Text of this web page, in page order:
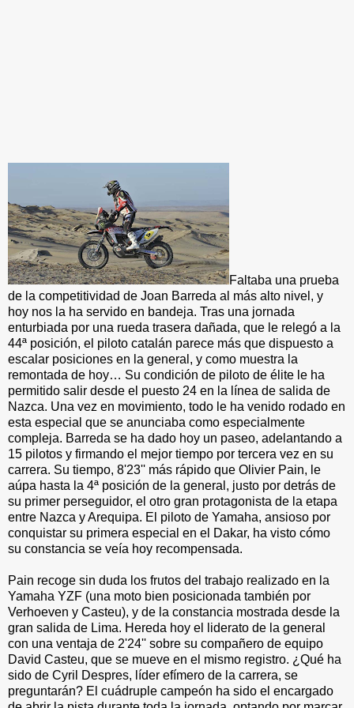
Faltaba una prueba
de la competitividad de Joan Barreda al más alto nivel, y
hoy nos la ha servido en bandeja. Tras una jornada
enturbiada por una rueda trasera dañada, que le relegó a la
44ª posición, el piloto catalán parece más que dispuesto a
escalar posiciones en la general, y como muestra la
remontada de hoy… Su condición de piloto de élite le ha
permitido salir desde el puesto 24 en la línea de salida de
Nazca. Una vez en movimiento, todo le ha venido rodado en
esta especial que se anunciaba como especialmente
compleja. Barreda se ha dado hoy un paseo, adelantando a
15 pilotos y firmando el mejor tiempo por tercera vez en su
carrera. Su tiempo, 8'23'' más rápido que Olivier Pain, le
aúpa hasta la 4ª posición de la general, justo por detrás de
su primer perseguidor, el otro gran protagonista de la etapa
entre Nazca y Arequipa. El piloto de Yamaha, ansioso por
conquistar su primera especial en el Dakar, ha visto cómo
su constancia se veía hoy recompensada.
Pain recoge sin duda los frutos del trabajo realizado en la
Yamaha YZF (una moto bien posicionada también por
Verhoeven y Casteu), y de la constancia mostrada desde la
gran salida de Lima. Hereda hoy el liderato de la general
con una ventaja de 2'24'' sobre su compañero de equipo
David Casteu, que se mueve en el mismo registro. ¿Qué ha
sido de Cyril Despres, líder efímero de la carrera, se
preguntarán? El cuádruple campeón ha sido el encargado